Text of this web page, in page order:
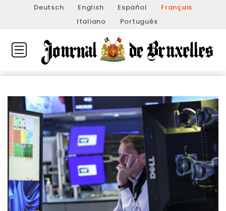
Deutsch English Español
Français
Italiano
Português